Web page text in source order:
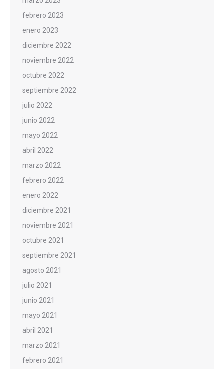
febrero 2023
enero 2023
diciembre 2022
noviembre 2022
octubre 2022
septiembre 2022
julio 2022
junio 2022
mayo 2022
abril 2022
marzo 2022
febrero 2022
enero 2022
diciembre 2021
noviembre 2021
octubre 2021
septiembre 2021
agosto 2021
julio 2021
junio 2021
mayo 2021
abril 2021
marzo 2021
febrero 2021